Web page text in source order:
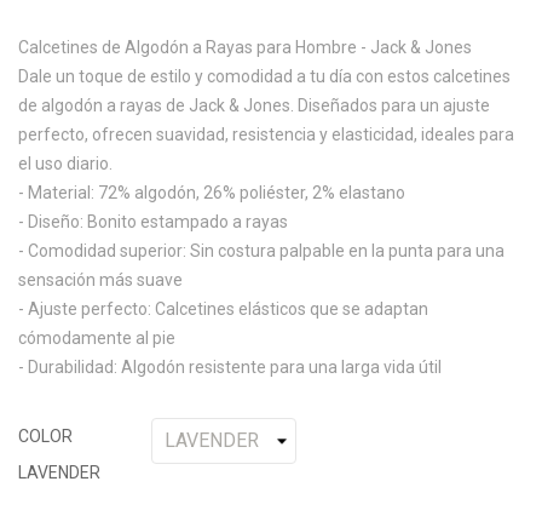
Calcetines de Algodón a Rayas para Hombre - Jack & Jones
Dale un toque de estilo y comodidad a tu día con estos calcetines
de algodón a rayas de Jack & Jones. Diseñados para un ajuste
perfecto, ofrecen suavidad, resistencia y elasticidad, ideales para
el uso diario.
- Material: 72% algodón, 26% poliéster, 2% elastano
- Diseño: Bonito estampado a rayas
- Comodidad superior: Sin costura palpable en la punta para una
sensación más suave
- Ajuste perfecto: Calcetines elásticos que se adaptan
cómodamente al pie
- Durabilidad: Algodón resistente para una larga vida útil
COLOR
LAVENDER